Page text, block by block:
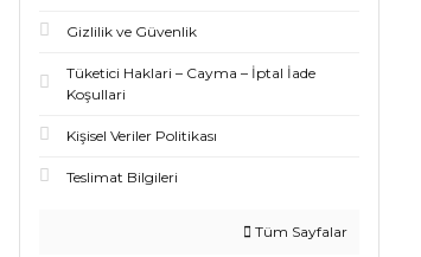
Gizlilik ve Güvenlik
Tüketici Haklari – Cayma – İptal İade
Koşullari
Kişisel Veriler Politikası
Teslimat Bilgileri
Tüm Sayfalar